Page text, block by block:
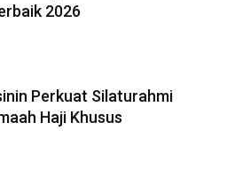
2026
Perkuat Silaturahmi
Haji Khusus